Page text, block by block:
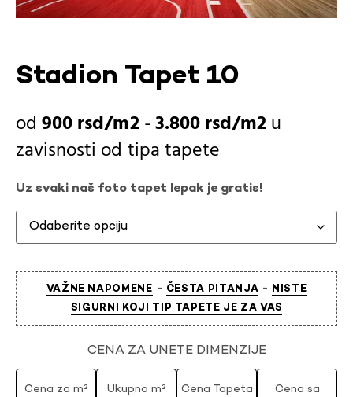
Stadion Tapet 10
900rsd -3.800rsd
u
zavisnosti od tipa tapete
Uz svaki naš foto tapet lepak je gratis!
VAŽNE NAPOMENE - ČESTA PITANJA - NISTE
SIGURNI KOJI TIP TAPETE JE ZA VAS
CENA ZA UNETE DIMENZIJE
Cena za m² Ukupno m² Cena Tapeta
Cena sa